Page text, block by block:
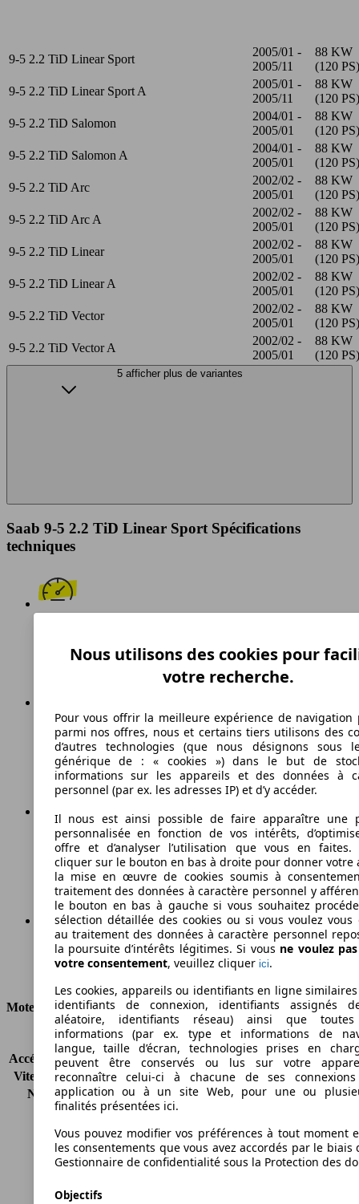
9-5 2.2 TiD Linear Sport
2005/01 -
2005/11
88 KW
(120 PS)
9-5 2.2 TiD Linear Sport A
2005/01 -
2005/11
88 KW
(120 PS)
9-5 2.2 TiD Salomon
2004/01 -
2005/01
88 KW
(120 PS)
9-5 2.2 TiD Salomon A
2004/01 -
2005/01
88 KW
(120 PS)
9-5 2.2 TiD Arc
2002/02 -
2005/01
88 KW
(120 PS)
9-5 2.2 TiD Arc A
2002/02 -
2005/01
88 KW
(120 PS)
9-5 2.2 TiD Linear
2002/02 -
2005/01
88 KW
(120 PS)
9-5 2.2 TiD Linear A
2002/02 -
2005/01
88 KW
(120 PS)
9-5 2.2 TiD Vector
2002/02 -
2005/01
88 KW
(120 PS)
9-5 2.2 TiD Vector A
2002/02 -
2005/01
88 KW
(120 PS)
5 afficher plus de variantes
Saab 9-5 2.2 TiD Linear Sport Spécifications
techniques
Vitesse maximale
Diesel
Carburant
175 g/km
Émissions de CO2 (combinées)*
Ø 6.6 l/100km
Moteur et Puissance
KW (CH)
88 kW (120 PS)
Accélération (0-100 km/h) 11.0s
Vitesse maximale (km/h)
200 km/h
Nombre de vitesses
5
Couple
280 nm
Cylindrée
2171 ccm
Carburant
Diesel
Cylindres
4
Type de traction
Nous utilisons des cookies pour
votre recherche.
Pour vous offrir la meilleure expérience de navigation
parmi nos offres, nous et certains tiers utilisons des
d’autres technologies (que nous désignons sous
générique de : « cookies ») dans le but de
informations sur les appareils et des données à
personnel (par ex. les adresses IP) et d’y accéder.
Il nous est ainsi possible de faire apparaître une
personnalisée en fonction de vos intérêts,
offre et d’analyser l’utilisation que vous en faites.
cliquer sur le bouton en bas à droite pour donner votre
la mise en œuvre de cookies soumis à
traitement des données à caractère personnel y
le bouton en bas à gauche si vous souhaitez
sélection détaillée des cookies ou si vous voulez vous
au traitement des données à caractère personnel
la poursuite d’intérêts légitimes. Si vous ne voulez
votre consentement, veuillez cliquer ici.
Les cookies, appareils ou identifiants en ligne
identifiants de connexion, identifiants assignés
aléatoire, identifiants réseau) ainsi que
informations (par ex. type et informations de
langue, taille d’écran, technologies prises en
peuvent être conservés ou lus sur votre
reconnaître celui-ci à chacune de ses
application ou à un site Web, pour une ou
finalités présentées ici.
Vous pouvez modifier vos préférences à tout moment
les consentements que vous avez accordés par le biais
Gestionnaire de confidentialité sous la Protection des
Objectifs